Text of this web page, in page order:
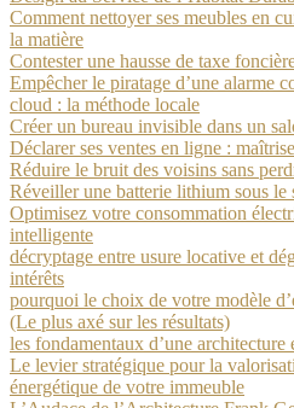
Comment nettoyer ses meubles en
la matière
Contester une hausse de taxe
Empêcher le piratage d’une alarme
cloud : la méthode locale
Créer un bureau invisible dans un
Déclarer ses ventes en ligne :
Réduire le bruit des voisins sans
Réveiller une batterie lithium sous le
Optimisez votre consommation
intelligente
décryptage entre usure locative et
intérêts
pourquoi le choix de votre modèle
(Le plus axé sur les résultats)
les fondamentaux d’une architecture
Le levier stratégique pour la
énergétique de votre immeuble